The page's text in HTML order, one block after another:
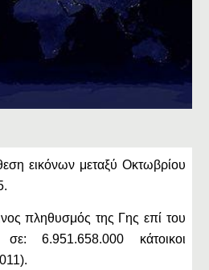
εικόνων μεταξύ Οκτωβρίου
πληθυσμός της Γης επί του
σε: 6.951.658.000 κάτοικοι